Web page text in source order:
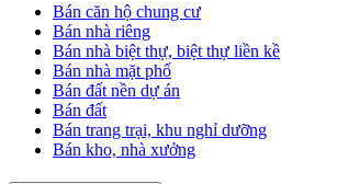
Bán căn hộ chung cư
Bán nhà riêng
Bán nhà biệt thự, biệt thự liền kề
Bán nhà mặt phố
Bán đất nền dự án
Bán đất
Bán trang trại, khu nghỉ dưỡng
Bán kho, nhà xưởng